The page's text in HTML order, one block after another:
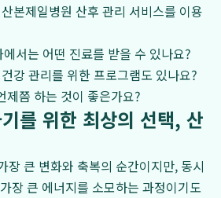
본제일병원 산후 관리 서비스를 이용
서는 어떤 진료를 받을 수 있나요?
강 관리를 위한 프로그램도 있나요?
제쯤 하는 것이 좋은가요?
를 위한 최상의 선택, 산
장 큰 변화와 축복의 순간이지만, 동시
장 큰 에너지를 소모하는 과정이기도